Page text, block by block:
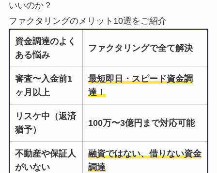
いいのか？
ファクタリングのメリット10選をご紹介
資金調達のよく
ある悩み
ファクタリングで全て解決
審査〜入金前1
ヶ月以上
最短即日・スピード資金調
達！
リスケ中（返済
猶予）
100万〜3億円まで対応可能
不動産や保証人
がいない
融資ではない、借りない資金
調達